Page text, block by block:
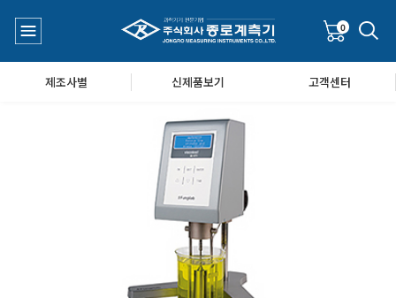
기공기질/미세먼지/가스/소음/진동측정기
속풍량계/온도계/온습도계/기압계
0
제조사별 신제품보기 고객센터